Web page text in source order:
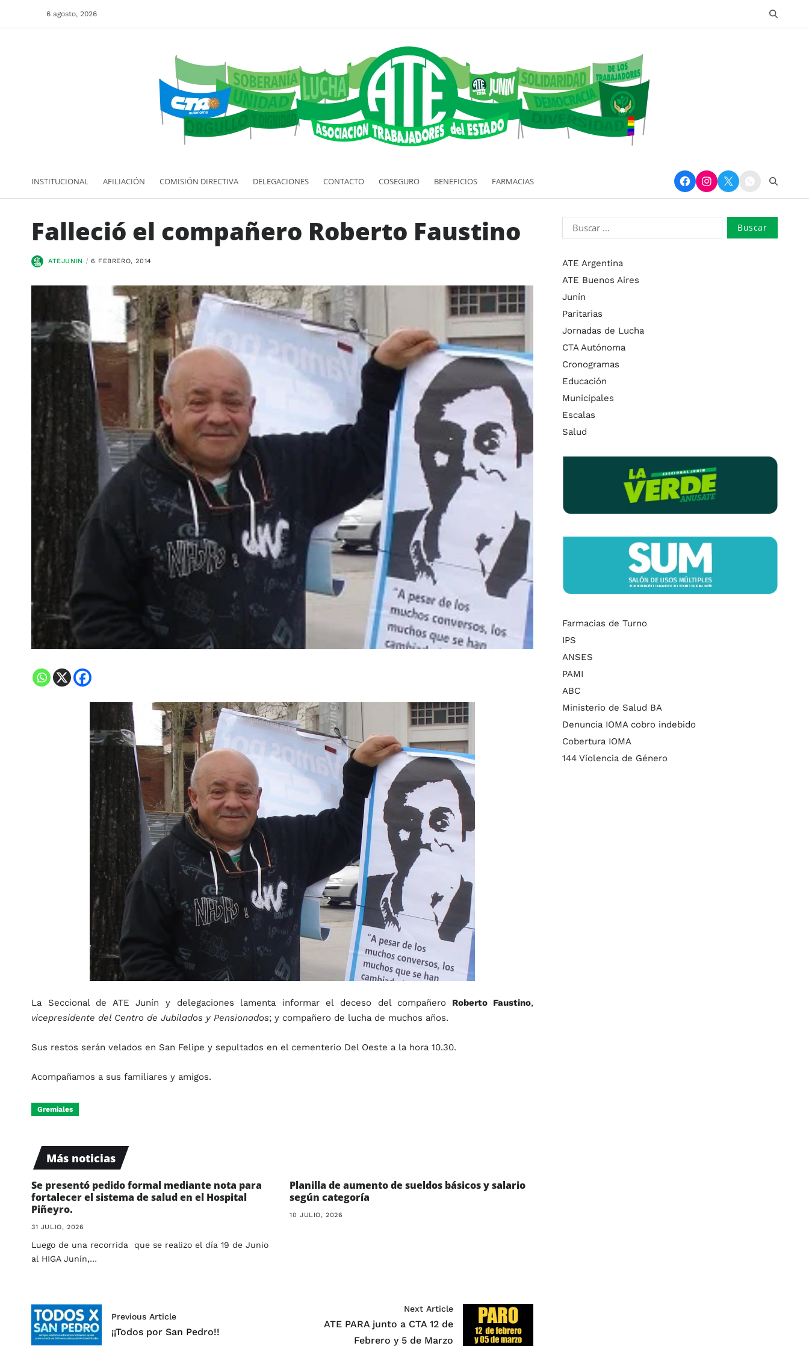
6 agosto, 2026
INSTITUCIONAL AFILIACIÓN COMISIÓN DIRECTIVA DELEGACIONES CONTACTO COSEGURO BENEFICIOS FARMACIAS
Falleció el compañero Roberto Faustino
ATEJUNIN 6 FEBRERO, 2014
La Seccional de ATE Junín y delegaciones lamenta informar el deceso del compañero Roberto Faustino,
vicepresidente del Centro de Jubilados y Pensionados; y compañero de lucha de muchos años.
Sus restos serán velados en San Felipe y sepultados en el cementerio Del Oeste a la hora 10.30.
Acompañamos a sus familiares y amigos.
Gremiales
Más noticias
Se presentó pedido formal mediante nota para
fortalecer el sistema de salud en el Hospital
Piñeyro.
31 JULIO, 2026
Luego de una recorrida que se realizo el día 19 de Junio
al HIGA Junín,…
Planilla de aumento de sueldos básicos y salario
según categoría
10 JULIO, 2026
Previous Article
¡¡Todos por San Pedro!!
Next Article
ATE PARA junto a CTA 12 de
Febrero y 5 de Marzo
ATE Argentina
ATE Buenos Aires
Junín
Paritarias
Jornadas de Lucha
CTA Autónoma
Cronogramas
Educación
Municipales
Escalas
Salud
Farmacias de Turno
IPS
ANSES
PAMI
ABC
Ministerio de Salud BA
Denuncia IOMA cobro indebido
Cobertura IOMA
144 Violencia de Género